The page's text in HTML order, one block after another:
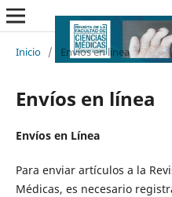
Inicio / Envíos en línea
Envíos en línea
Envíos en Línea
Para enviar artículos a la
Médicas, es necesario